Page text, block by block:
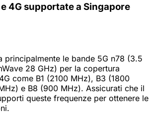
e 4G supportate a Singapore
principalmente le bande 5G n78 (3.5
28 GHz) per la copertura
come B1 (2100 MHz), B3 (1800
e B8 (900 MHz). Assicurati che il
queste frequenze per ottenere le